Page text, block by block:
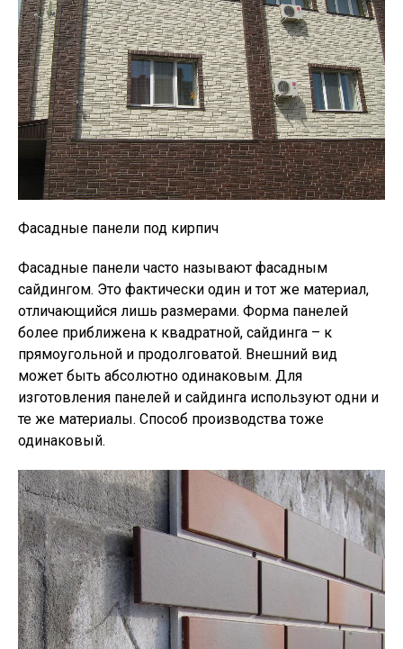
Фасадные панели под кирпич
Фасадные панели часто называют фасадным
сайдингом. Это фактически один и тот же материал,
отличающийся лишь размерами. Форма панелей
более приближена к квадратной, сайдинга – к
прямоугольной и продолговатой. Внешний вид
может быть абсолютно одинаковым. Для
изготовления панелей и сайдинга используют одни и
те же материалы. Способ производства тоже
одинаковый.